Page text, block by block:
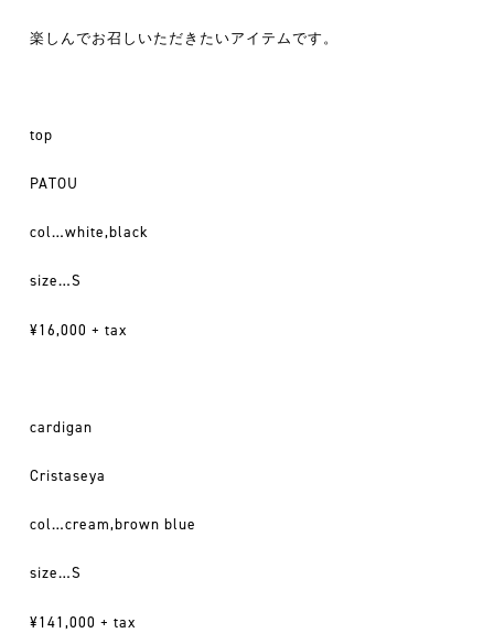
楽しんでお召しいただきたいアイテムです。
top
PATOU
col…white,black
size…S
¥16,000 + tax
cardigan
Cristaseya
col…cream,brown blue
size…S
¥141,000 + tax